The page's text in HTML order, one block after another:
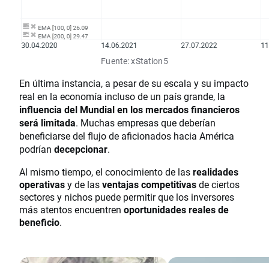
Fuente: xStation5
En última instancia, a pesar de su escala y su impacto
real en la economía incluso de un país grande, la
influencia del Mundial en los mercados financieros
será limitada. Muchas empresas que deberían
beneficiarse del flujo de aficionados hacia América
podrían decepcionar.
Al mismo tiempo, el conocimiento de lasrealidades
operativasy de lasventajas competitivasde ciertos
sectores y nichos puede permitir que los inversores
más atentos encuentren oportunidades reales de
beneficio.